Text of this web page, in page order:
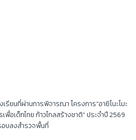
เรียนที่ผ่านการพิจารณา โครงการ”อายิโนะโมะ
เพื่อเด็กไทย ก้าวไกลสร้างชาติ” ประจำปี 2569
อบลงสำรวจพื้นที่